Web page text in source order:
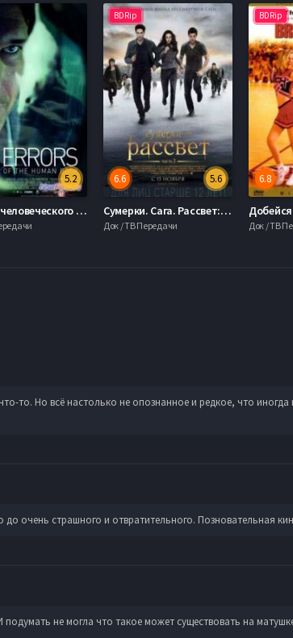
5.2
Ошибки человеческого тела (2012)
BDRip
5.6
6.6
Сумерки. Сага. Рассвет: Часть 2 (2012)
Док / ТВ Передачи
BDRip
6.8
Добейся
Док / ТВ
то. Но всё настолько не опознанное и редкое, что иногда
очень страшного и отвратительного. Позновательная
не могла что такое может существовать на